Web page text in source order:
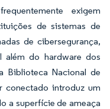
exigem
de sistemas de
de cibersegurança,
além do hardware dos
Biblioteca Nacional de
conectado introduz um
a superfície de ameaça